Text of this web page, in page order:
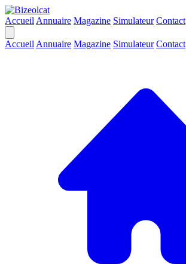
Accueil Annuaire Magazine Simulateur Contact
Accueil Annuaire Magazine Simulateur Contact